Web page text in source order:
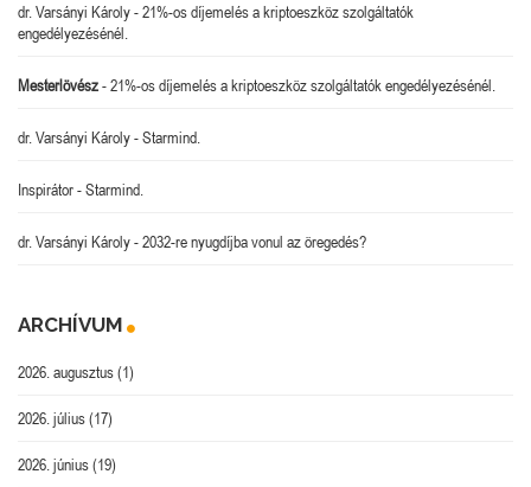
dr. Varsányi Károly-21%-os díjemelés a kriptoeszköz szolgáltatók
engedélyezésénél.
Mesterlövész-21%-os díjemelés a kriptoeszköz szolgáltatók engedélyezésénél.
dr. Varsányi Károly-Starmind.
Inspirátor-Starmind.
dr. Varsányi Károly-2032-re nyugdíjba vonul az öregedés?
ARCHÍVUM
2026. augusztus(1)
2026. július(17)
2026. június(19)